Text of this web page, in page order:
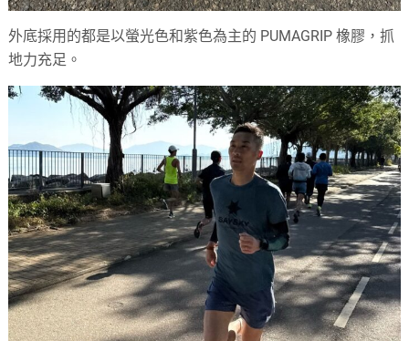
外底採用的都是以螢光色和紫色為主的 PUMAGRIP 橡膠，抓
地力充足。